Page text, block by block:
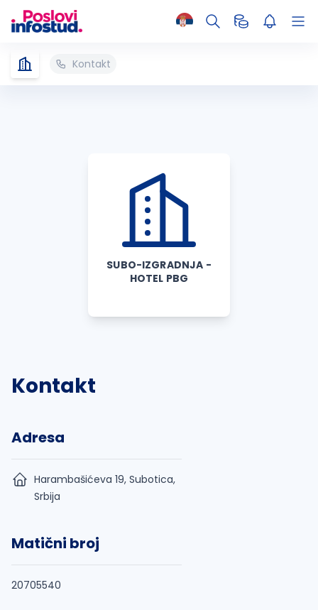
Kontakt
SUBO-IZGRADNJA -
HOTEL PBG
Kontakt
Adresa
Harambašićeva 19, Subotica,
Srbija
Matični broj
20705540